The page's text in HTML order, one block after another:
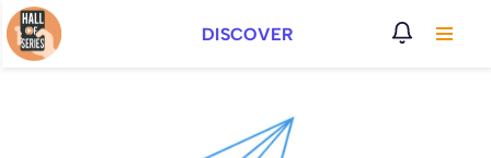
Vai
DISCOVER